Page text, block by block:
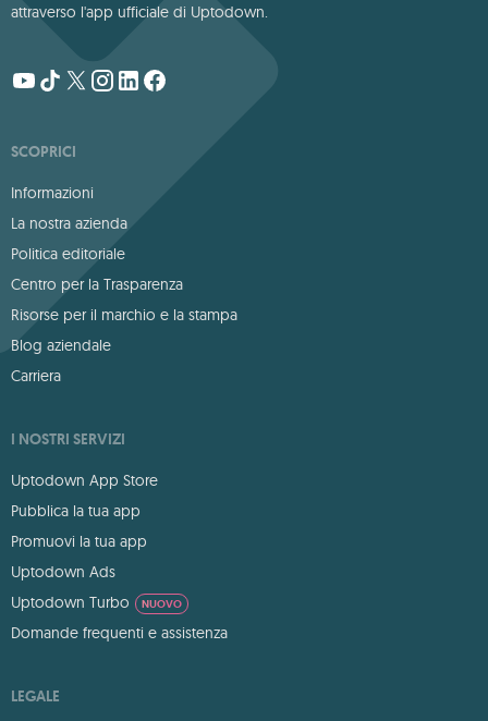
attraverso l'app ufficiale di Uptodown.
SCOPRICI
Informazioni
La nostra azienda
Politica editoriale
Centro per la Trasparenza
Risorse per il marchio e la stampa
Blog aziendale
Carriera
I NOSTRI SERVIZI
Uptodown App Store
Pubblica la tua app
Promuovi la tua app
Uptodown Ads
Uptodown Turbo
NUOVO
Domande frequenti e assistenza
LEGALE